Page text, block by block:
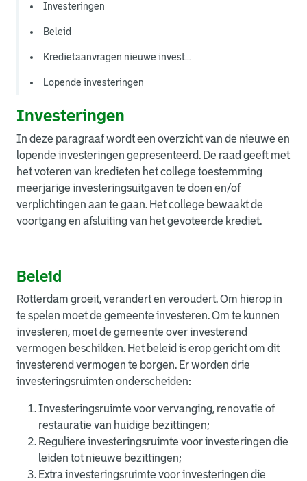
Investeringen
Beleid
Kredietaanvragen nieuwe invest...
Lopende investeringen
Investeringen
In deze paragraaf wordt een overzicht van de nieuwe en
lopende investeringen gepresenteerd. De raad geeft met
het voteren van kredieten het college toestemming
meerjarige investeringsuitgaven te doen en/of
verplichtingen aan te gaan. Het college bewaakt de
voortgang en afsluiting van het gevoteerde krediet.
Beleid
Rotterdam groeit, verandert en veroudert. Om hierop in
te spelen moet de gemeente investeren. Om te kunnen
investeren, moet de gemeente over investerend
vermogen beschikken. Het beleid is erop gericht om dit
investerend vermogen te borgen. Er worden drie
investeringsruimten onderscheiden:
Investeringsruimte voor vervanging, renovatie of
restauratie van huidige bezittingen;
Reguliere investeringsruimte voor investeringen die
leiden tot nieuwe bezittingen;
Extra investeringsruimte voor investeringen die